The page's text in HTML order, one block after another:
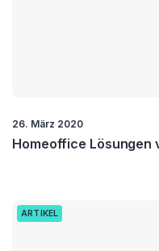
26. März 2020
Homeoffice Lösungen
ARTIKEL